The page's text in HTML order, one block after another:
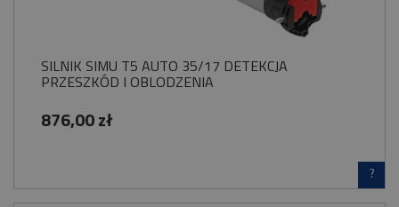
SILNIK SIMU T5 AUTO 35/17 DETEKCJA
PRZESZKÓD I OBLODZENIA
876,00 zł
?